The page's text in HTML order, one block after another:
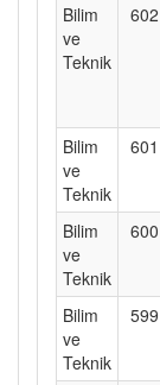
Bilim
ve
Teknik
602
Bilim
ve
Teknik
601
Bilim
ve
Teknik
600
Bilim
ve
Teknik
599